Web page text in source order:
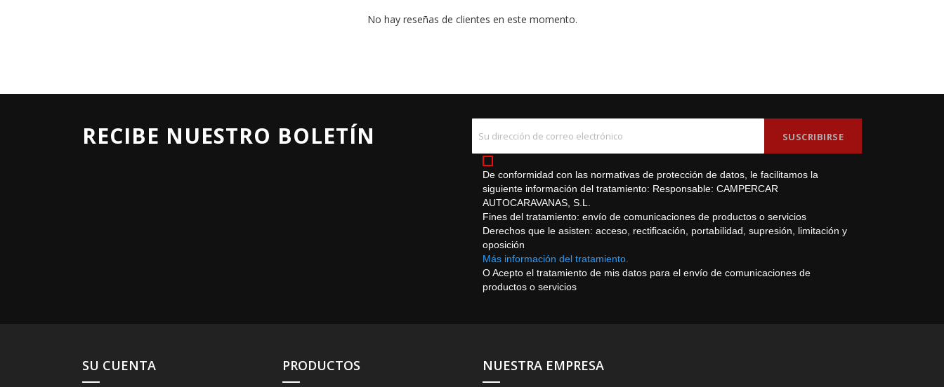
No hay reseñas de clientes en este momento.
RECIBE NUESTRO BOLETÍN
De conformidad con las normativas de protección de datos, le facilitamos la
siguiente información del tratamiento: Responsable: CAMPERCAR
AUTOCARAVANAS, S.L.
Fines del tratamiento: envío de comunicaciones de productos o servicios
Derechos que le asisten: acceso, rectificación, portabilidad, supresión, limitación y
oposición
Más información del tratamiento.
O Acepto el tratamiento de mis datos para el envío de comunicaciones de
productos o servicios
SU CUENTA PRODUCTOS NUESTRA EMPRESA